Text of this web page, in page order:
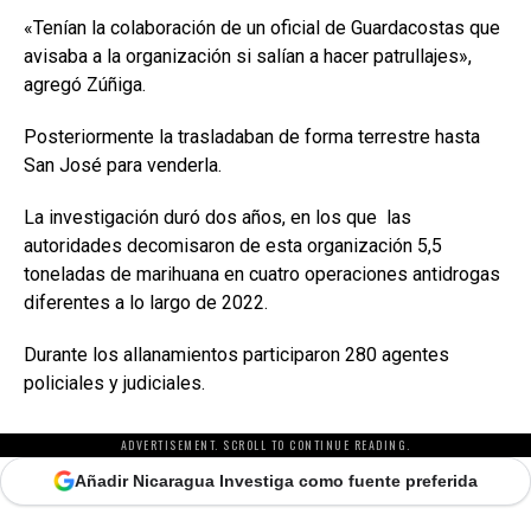
«Tenían la colaboración de un oficial de Guardacostas que
avisaba a la organización si salían a hacer patrullajes»,
agregó Zúñiga.
Posteriormente la trasladaban de forma terrestre hasta
San José para venderla.
La investigación duró dos años, en los que las
autoridades decomisaron de esta organización 5,5
toneladas de marihuana en cuatro operaciones antidrogas
diferentes a lo largo de 2022.
Durante los allanamientos participaron 280 agentes
policiales y judiciales.
ADVERTISEMENT. SCROLL TO CONTINUE READING.
Añadir Nicaragua Investiga como fuente preferida